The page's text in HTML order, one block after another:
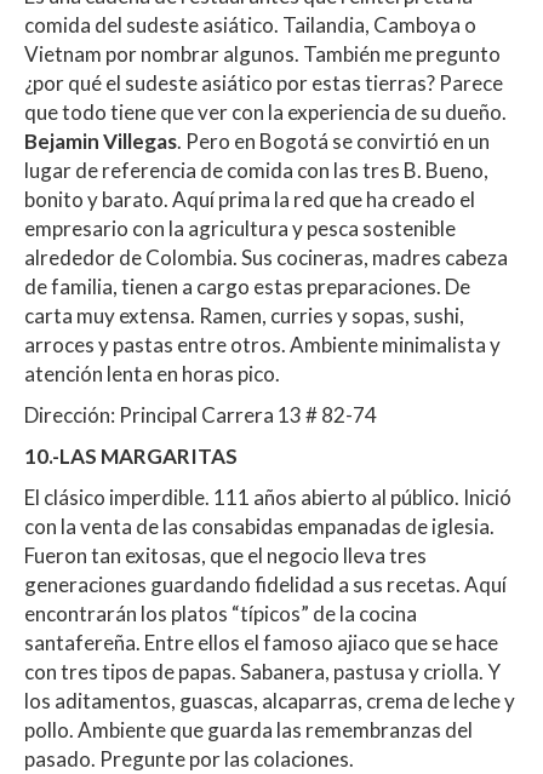
comida del sudeste asiático. Tailandia, Camboya o
Vietnam por nombrar algunos. También me pregunto
¿por qué el sudeste asiático por estas tierras? Parece
que todo tiene que ver con la experiencia de su dueño.
Bejamin Villegas. Pero en Bogotá se convirtió en un
lugar de referencia de comida con las tres B. Bueno,
bonito y barato. Aquí prima la red que ha creado el
empresario con la agricultura y pesca sostenible
alrededor de Colombia. Sus cocineras, madres cabeza
de familia, tienen a cargo estas preparaciones. De
carta muy extensa. Ramen, curries y sopas, sushi,
arroces y pastas entre otros. Ambiente minimalista y
atención lenta en horas pico.
Dirección: Principal Carrera 13 # 82-74
10.-LAS MARGARITAS
El clásico imperdible. 111 años abierto al público. Inició
con la venta de las consabidas empanadas de iglesia.
Fueron tan exitosas, que el negocio lleva tres
generaciones guardando fidelidad a sus recetas. Aquí
encontrarán los platos “típicos” de la cocina
santafereña. Entre ellos el famoso ajiaco que se hace
con tres tipos de papas. Sabanera, pastusa y criolla. Y
los aditamentos, guascas, alcaparras, crema de leche y
pollo. Ambiente que guarda las remembranzas del
pasado. Pregunte por las colaciones.